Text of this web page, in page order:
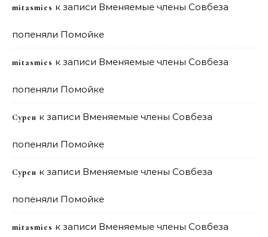
mitasmies к записи Вменяемые члены Совбеза
попеняли Помойке
mitasmies к записи Вменяемые члены Совбеза
попеняли Помойке
Сурен к записи Вменяемые члены Совбеза
попеняли Помойке
Сурен к записи Вменяемые члены Совбеза
попеняли Помойке
mitasmies к записи Вменяемые члены Совбеза